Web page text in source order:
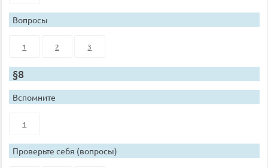
Вопросы
1 2 3
§8
Вспомните
1
Проверьте себя (вопросы)